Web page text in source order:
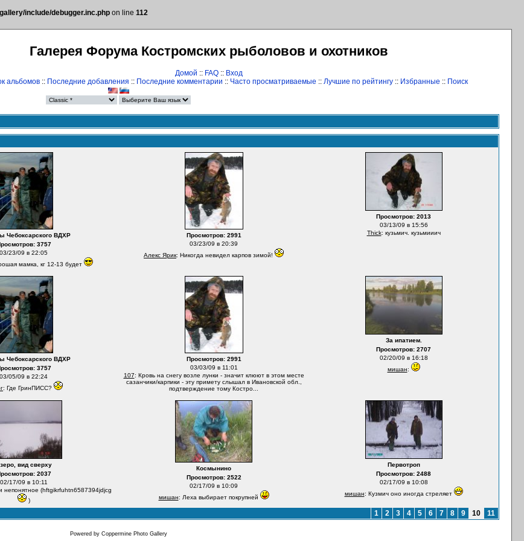
include/debugger.inc.php on line 112
Галерея Форума Костромских рыболовов и охотников
Домой :: FAQ :: Вход
альбомов:: Последние добавления :: Последние комментарии :: Часто просматриваемые :: Лучшие по рейтингу:: Избранные :: Поиск
Чебоксарского ВДХР
3757
03/23/09 в 22:05
мамка, кг 12-13 будет
Просмотров: 2991
03/23/09 в 20:39
Алекс Ярик: Никогда невидел карпов зимой!
Просмотров: 2013
03/13/09 в 15:56
Thick: кузьмич. кузьмииич
Чебоксарского ВДХР
3757
03/05/09 в 22:24
: Где ГринПИСС?
Просмотров: 2991
03/03/09 в 11:01
107: Кровь на снегу возле лунки - значит клюют в этом месте
сазанчики/карпики - эту примету слышал в Ивановской обл.,
подтверждение тому Костро...
За ипатием.
Просмотров: 2707
02/20/09 в 16:18
мишан:
вид сверху
2037
02/17/09 в 10:11
непонятное (hftgikrfuhtn6587394jdjcg
)
Космынино
Просмотров: 2522
02/17/09 в 10:09
мишан: Леха выбирает покрупней
Первотроп
Просмотров: 2488
02/17/09 в 10:08
мишан: Кузмич оно иногда стреляет
1 2 3 4 5 6 7 8 9 10 11
Powered by Coppermine Photo Gallery